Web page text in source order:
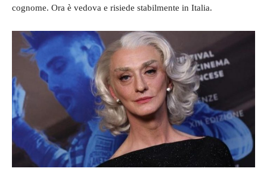
cognome. Ora è vedova e risiede stabilmente in Italia.